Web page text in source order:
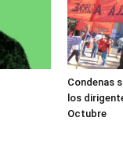
Condenas
los
Octubre